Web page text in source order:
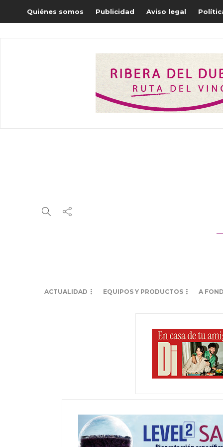
Quiénes somos Publicidad Aviso legal
ACTUALIDAD EQUIPOS Y PRODUCTOS A